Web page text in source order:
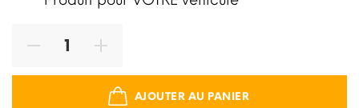
AJOUTER AU PANIER